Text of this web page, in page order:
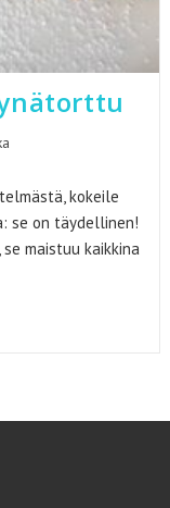
kokeile
se on täydellinen!
maistuu kaikkina